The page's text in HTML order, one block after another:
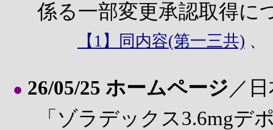
係る一部変更承認取得に
【1】同内容(第一三共)
● 26/05/25 ホームページ ／
「ゾラデックス3.6mgデ